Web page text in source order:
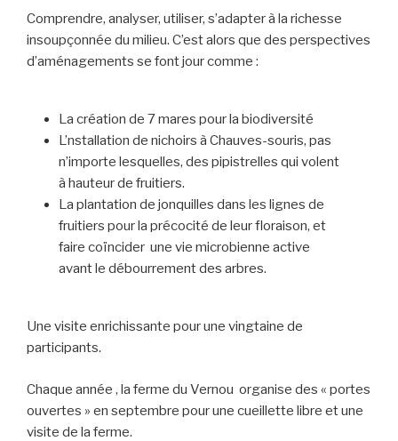
Comprendre, analyser, utiliser, s’adapter à la richesse
insoupçonnée du milieu. C’est alors que des perspectives
d’aménagements se font jour comme :
La création de 7 mares pour la biodiversité
L’nstallation de nichoirs à Chauves-souris, pas
n’importe lesquelles, des pipistrelles qui volent
à hauteur de fruitiers.
La plantation de jonquilles dans les lignes de
fruitiers pour la précocité de leur floraison, et
faire coïncider une vie microbienne active
avant le débourrement des arbres.
Une visite enrichissante pour une vingtaine de
participants.
Chaque année , la ferme du Vernou organise des « portes
ouvertes » en septembre pour une cueillette libre et une
visite de la ferme.